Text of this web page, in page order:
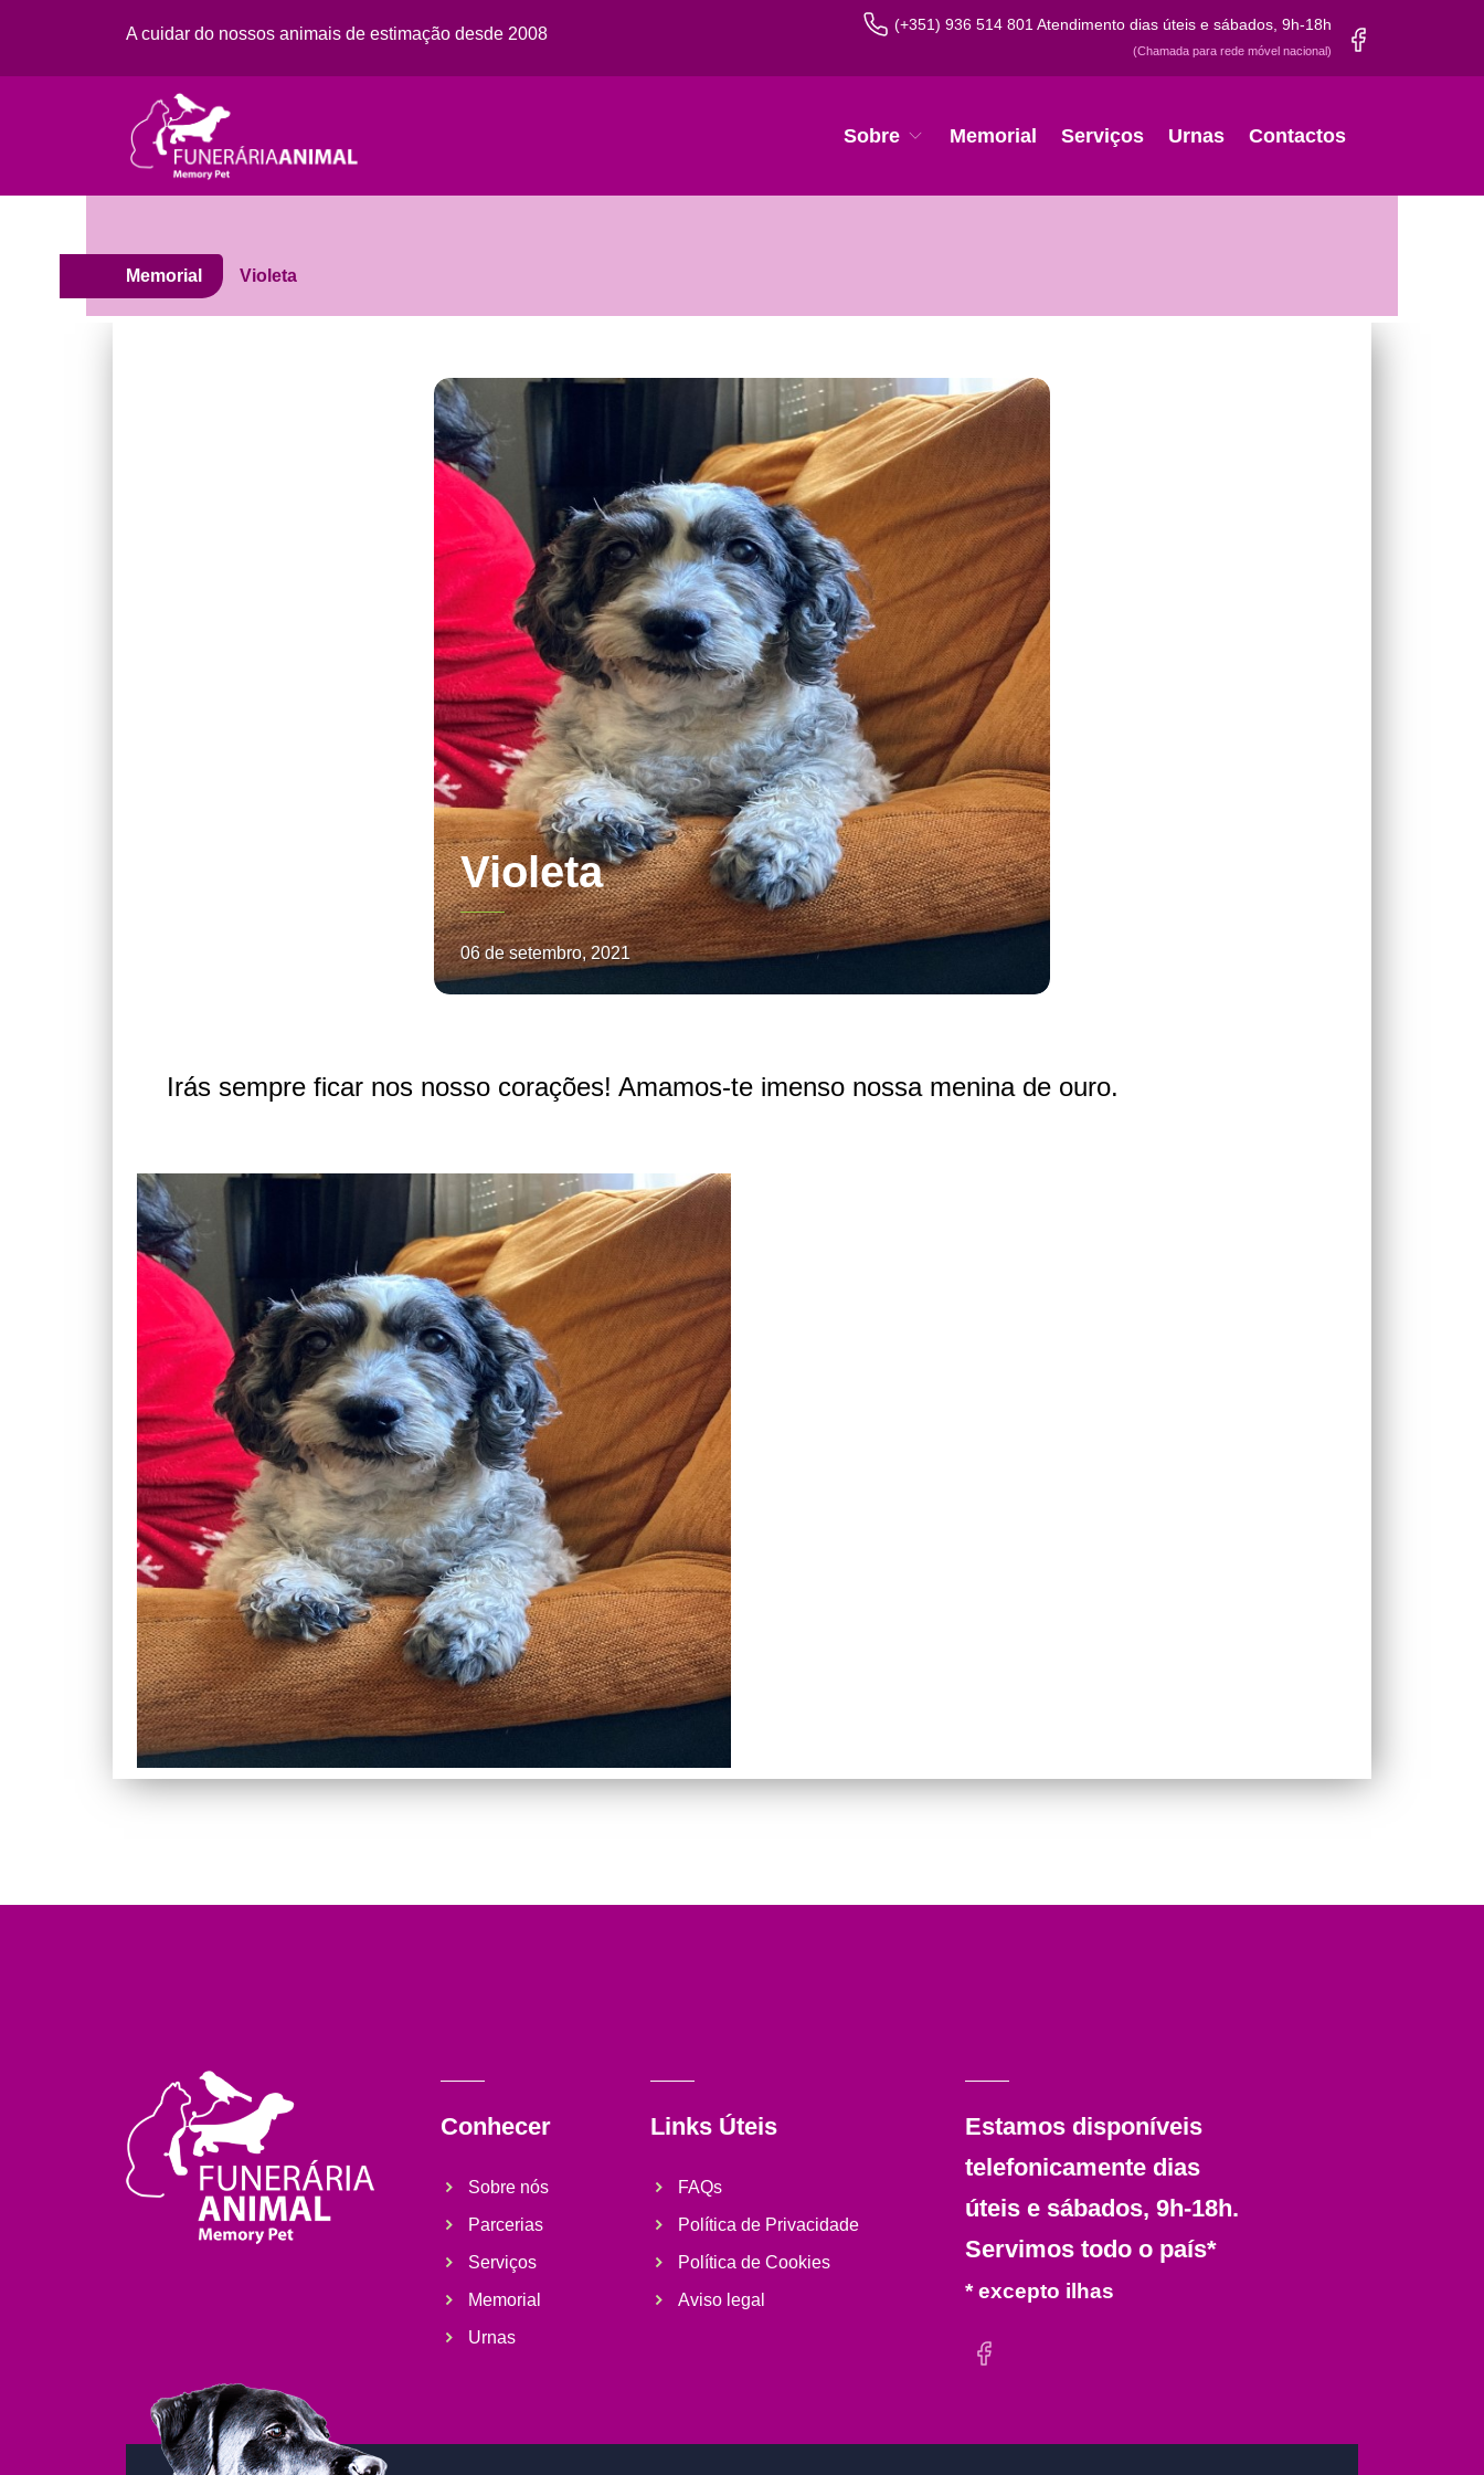
A cuidar do nossos animais de estimação desde 2008 (+351) 936 514 801 Atendimento dias úteis e sábados, 9h-18h
(Chamada para rede móvel nacional)
Sobre Memorial Serviços Urnas Contactos
Memorial Violeta
Violeta
06 de setembro, 2021
Conhecer
Sobre nós
Parcerias
Serviços
Memorial
Urnas
Links Úteis
FAQs
Política de Privacidade
Política de Cookies
Aviso legal
Estamos disponíveis
telefonicamente dias
úteis e sábados, 9h-18h.
Servimos todo o país*
* excepto ilhas